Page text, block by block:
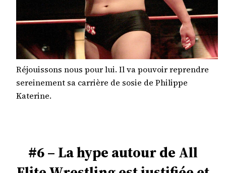
Réjouissons nous pour lui. Il va pouvoir reprendre
sereinement sa carrière de sosie de Philippe
Katerine.
#6 – La hype autour de All